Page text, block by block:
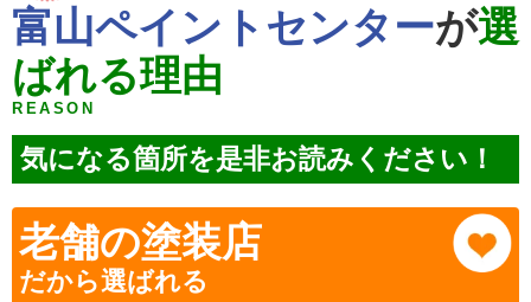
富山ペイントセンターが選
ばれる理由
REASON
気になる箇所を是非お読みください！
老舗の塗装店
だから選ばれる